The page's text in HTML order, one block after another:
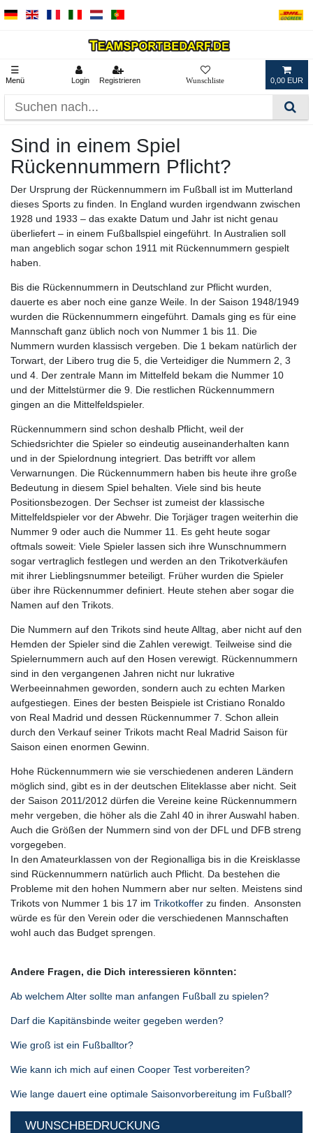
☰
Menü Login Registrieren 0,00 EUR
Sind in einem Spiel
Rückennummern Pflicht?
Der Ursprung der Rückennummern im Fußball ist im Mutterland
dieses Sports zu finden. In England wurden irgendwann zwischen
1928 und 1933 – das exakte Datum und Jahr ist nicht genau
überliefert – in einem Fußballspiel eingeführt. In Australien soll
man angeblich sogar schon 1911 mit Rückennummern gespielt
haben.
Bis die Rückennummern in Deutschland zur Pflicht wurden,
dauerte es aber noch eine ganze Weile. In der Saison 1948/1949
wurden die Rückennummern eingeführt. Damals ging es für eine
Mannschaft ganz üblich noch von Nummer 1 bis 11. Die
Nummern wurden klassisch vergeben. Die 1 bekam natürlich der
Torwart, der Libero trug die 5, die Verteidiger die Nummern 2, 3
und 4. Der zentrale Mann im Mittelfeld bekam die Nummer 10
und der Mittelstürmer die 9. Die restlichen Rückennummern
gingen an die Mittelfeldspieler.
Rückennummern sind schon deshalb Pflicht, weil der
Schiedsrichter die Spieler so eindeutig auseinanderhalten kann
und in der Spielordnung integriert. Das betrifft vor allem
Verwarnungen. Die Rückennummern haben bis heute ihre große
Bedeutung in diesem Spiel behalten. Viele sind bis heute
Positionsbezogen. Der Sechser ist zumeist der klassische
Mittelfeldspieler vor der Abwehr. Die Torjäger tragen weiterhin die
Nummer 9 oder auch die Nummer 11. Es geht heute sogar
oftmals soweit: Viele Spieler lassen sich ihre Wunschnummern
sogar vertraglich festlegen und werden an den Trikotverkäufen
mit ihrer Lieblingsnummer beteiligt. Früher wurden die Spieler
über ihre Rückennummer definiert. Heute stehen aber sogar die
Namen auf den Trikots.
Die Nummern auf den Trikots sind heute Alltag, aber nicht auf den
Hemden der Spieler sind die Zahlen verewigt. Teilweise sind die
Spielernummern auch auf den Hosen verewigt. Rückennummern
sind in den vergangenen Jahren nicht nur lukrative
Werbeeinnahmen geworden, sondern auch zu echten Marken
aufgestiegen. Eines der besten Beispiele ist Cristiano Ronaldo
von Real Madrid und dessen Rückennummer 7. Schon allein
durch den Verkauf seiner Trikots macht Real Madrid Saison für
Saison einen enormen Gewinn.
Hohe Rückennummern wie sie verschiedenen anderen Ländern
möglich sind, gibt es in der deutschen Eliteklasse aber nicht. Seit
der Saison 2011/2012 dürfen die Vereine keine Rückennummern
mehr vergeben, die höher als die Zahl 40 in ihrer Auswahl haben.
Auch die Größen der Nummern sind von der DFL und DFB streng
vorgegeben.
In den Amateurklassen von der Regionalliga bis in die Kreisklasse
sind Rückennummern natürlich auch Pflicht. Da bestehen die
Probleme mit den hohen Nummern aber nur selten. Meistens sind
Trikots von Nummer 1 bis 17 im Trikotkoffer zu finden. Ansonsten
würde es für den Verein oder die verschiedenen Mannschaften
wohl auch das Budget sprengen.
Andere Fragen, die Dich interessieren könnten:
Ab welchem Alter sollte man anfangen Fußball zu spielen?
Darf die Kapitänsbinde weiter gegeben werden?
Wie groß ist ein Fußballtor?
Wie kann ich mich auf einen Cooper Test vorbereiten?
Wie lange dauert eine optimale Saisonvorbereitung im Fußball?
WUNSCHBEDRUCKUNG